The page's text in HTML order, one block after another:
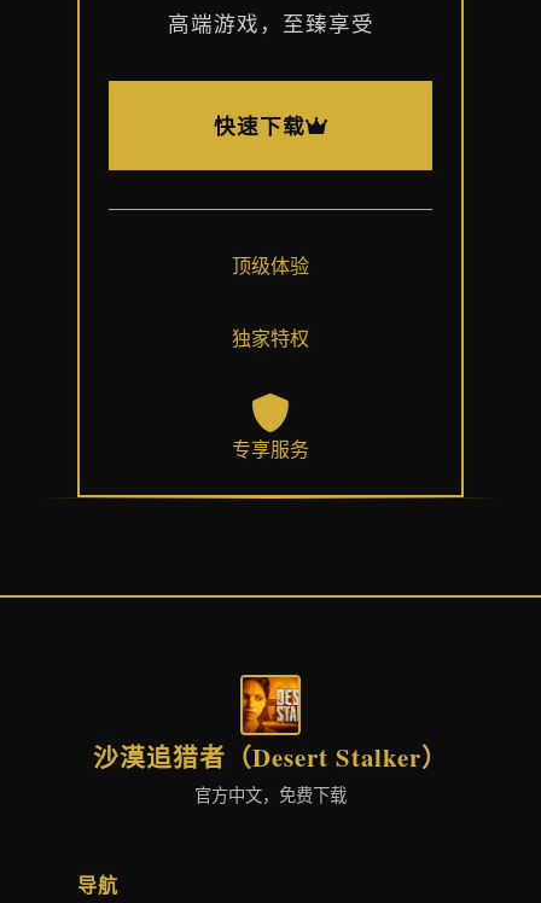
高端游戏，至臻享受
快速下载
顶级体验
独家特权
专享服务
沙漠追猎者（Desert Stalker）
官方中文，免费下载
导航